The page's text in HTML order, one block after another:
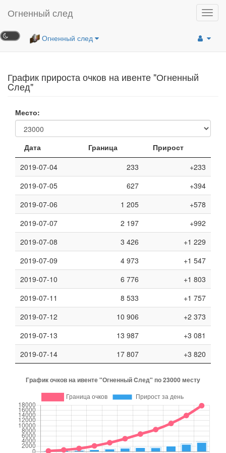
Огненный след
Огненный след
График прироста очков на ивенте "Огненный
Cлед"
Место:
Дата Граница
Прирост
2019-07-04
233
+233
2019-07-05
627
+394
2019-07-06
1 205
+578
2019-07-07
2 197
+992
2019-07-08
3 426
+1 229
2019-07-09
4 973
+1 547
2019-07-10
6 776
+1 803
2019-07-11
8 533
+1 757
2019-07-12
10 906
+2 373
2019-07-13
13 987
+3 081
2019-07-14
17 807 +3 820